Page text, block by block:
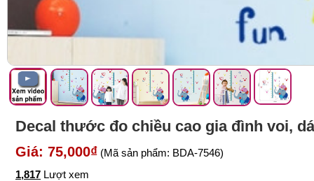
Decal thước đo chiều cao gia đình voi,
Giá: 75,000₫ (Mã sản phẩm: BDA-7546)
1,817 Lượt xem